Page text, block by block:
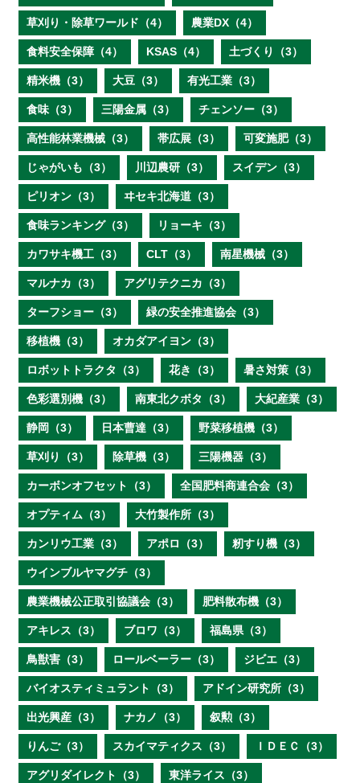
草刈り・除草ワールド（4） 農業DX（4）
食料安全保障（4） KSAS（4） 土づくり（3）
精米機（3） 大豆（3） 有光工業（3）
食味（3） 三陽金属（3） チェンソー（3）
高性能林業機械（3） 帯広展（3） 可変施肥（3）
じゃがいも（3） 川辺農研（3） スイデン（3）
ピリオン（3） ヰセキ北海道（3）
食味ランキング（3） リョーキ（3）
カワサキ機工（3） CLT（3） 南星機械（3）
マルナカ（3） アグリテクニカ（3）
ターフショー（3） 緑の安全推進協会（3）
移植機（3） オカダアイヨン（3）
ロボットトラクタ（3） 花き（3） 暑さ対策（3）
色彩選別機（3） 南東北クボタ（3） 大紀産業（3）
静岡（3） 日本曹達（3） 野菜移植機（3）
草刈り（3） 除草機（3） 三陽機器（3）
カーボンオフセット（3） 全国肥料商連合会（3）
オプティム（3） 大竹製作所（3）
カンリウ工業（3） アポロ（3） 籾すり機（3）
ウインブルヤマグチ（3）
農業機械公正取引協議会（3） 肥料散布機（3）
アキレス（3） ブロワ（3） 福島県（3）
鳥獣害（3） ロールベーラー（3） ジビエ（3）
バイオスティミュラント（3） アドイン研究所（3）
出光興産（3） ナカノ（3） 叙勲（3）
りんご（3） スカイマティクス（3） ＩＤＥＣ（3）
アグリダイレクト（3） 東洋ライス（3）